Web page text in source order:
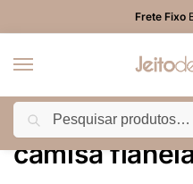
Frete Fixo
Início Produtos marcados com a
camisa